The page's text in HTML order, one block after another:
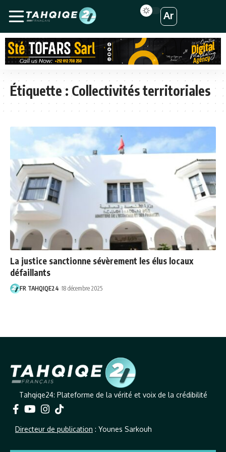
Ar
Étiquette :Collectivités territoriales
La justice sanctionne sévèrement les élus locaux
défaillants
FR TAHQIQE24 18 décembre 2025
Tahqiqe24: Plateforme de la vérité et voix de la crédibilité
Directeur de publication : Younes Sarkouh